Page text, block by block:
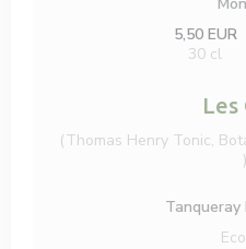
5,50 EUR
30 cl
Les
(Thomas Henry Tonic,
)
Tanqueray